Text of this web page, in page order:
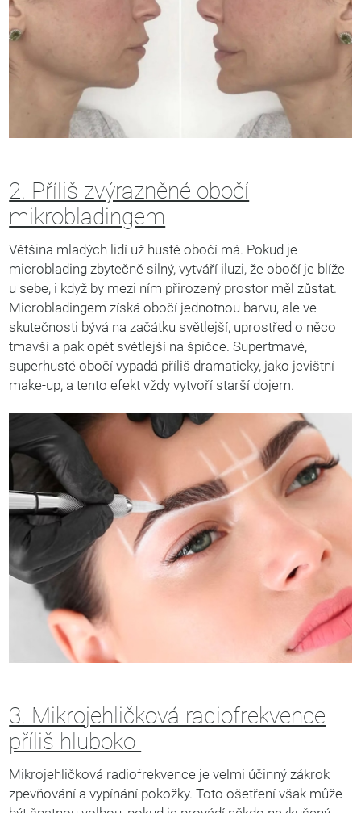
2. Příliš zvýrazněné obočí
mikrobladingem
Většina mladých lidí už husté obočí má. Pokud je
microblading zbytečně silný, vytváří iluzi, že obočí je blíže
u sebe, i když by mezi ním přirozený prostor měl zůstat.
Microbladingem získá obočí jednotnou barvu, ale ve
skutečnosti bývá na začátku světlejší, uprostřed o něco
tmavší a pak opět světlejší na špičce. Supertmavé,
superhusté obočí vypadá příliš dramaticky, jako jevištní
make-up, a tento efekt vždy vytvoří starší dojem.
3. Mikrojehličková radiofrekvence
příliš hluboko
Mikrojehličková radiofrekvence je velmi účinný zákrok
zpevňování a vypínání pokožky. Toto ošetření však může